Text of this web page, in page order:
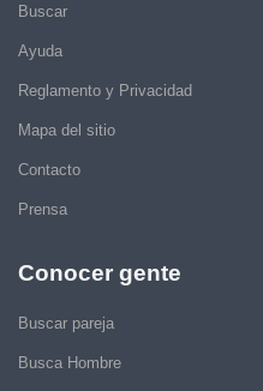
Buscar
Ayuda
Reglamento y Privacidad
Mapa del sitio
Contacto
Prensa
Conocer gente
Buscar pareja
Busca Hombre